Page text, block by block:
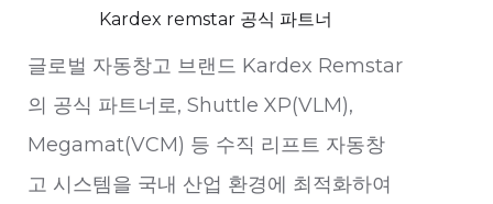
Kardex remstar 공식 파트너
글로벌 자동창고 브랜드 Kardex Remstar
의 공식 파트너로, Shuttle XP(VLM),
Megamat(VCM) 등 수직 리프트 자동창
고 시스템을 국내 산업 환경에 최적화하여